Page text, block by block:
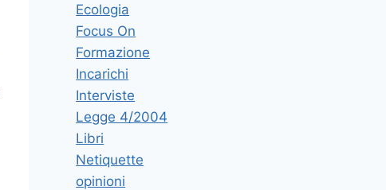
Ecologia
Focus On
Formazione
Incarichi
Interviste
Legge 4/2004
Libri
Netiquette
opinioni